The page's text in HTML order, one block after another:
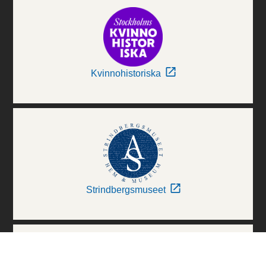
Kvinnohistoriska
Strindbergsmuseet